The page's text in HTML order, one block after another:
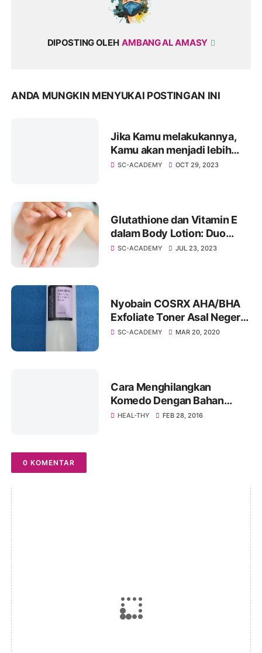
DIPOSTING OLEH AMBANG AL AMASY
ANDA MUNGKIN MENYUKAI POSTINGAN INI
Jika Kamu melakukannya,
Kamu akan menjadi lebih
cantik? Bandingkan
SC-ACADEMY OCT 29, 2023
Glutathione dan Vitamin E
dalam Body Lotion: Duo
Perpaduan untuk Kesehatan
SC-ACADEMY JUL 23, 2023
Nyobain COSRX AHA/BHA
Exfoliate Toner Asal Negeri
Gingseng Korea
SC-ACADEMY MAR 20, 2020
Cara Menghilangkan
Komedo Dengan Bahan
Alami
HEAL-THY FEB 28, 2016
0 KOMENTAR